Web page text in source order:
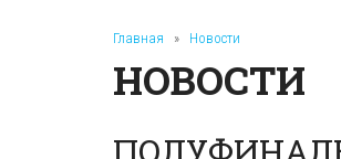
Главная » Новости
НОВОСТИ